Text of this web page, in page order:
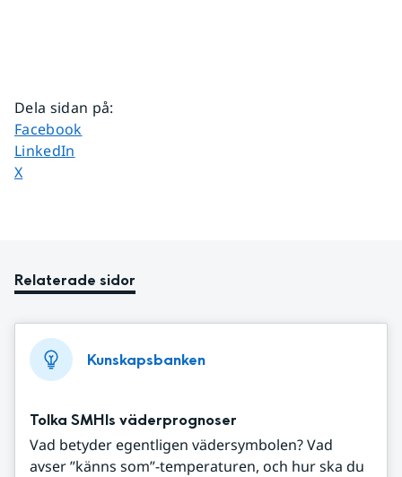
Dela sidan på:
Dela sidan på
Facebook
Dela sidan på
LinkedIn
Dela sidan på
X
Relaterade sidor
Kunskapsbanken
Tolka SMHIs väderprognoser
Vad betyder egentligen vädersymbolen? Vad
avser ”känns som”-temperaturen, och hur ska du